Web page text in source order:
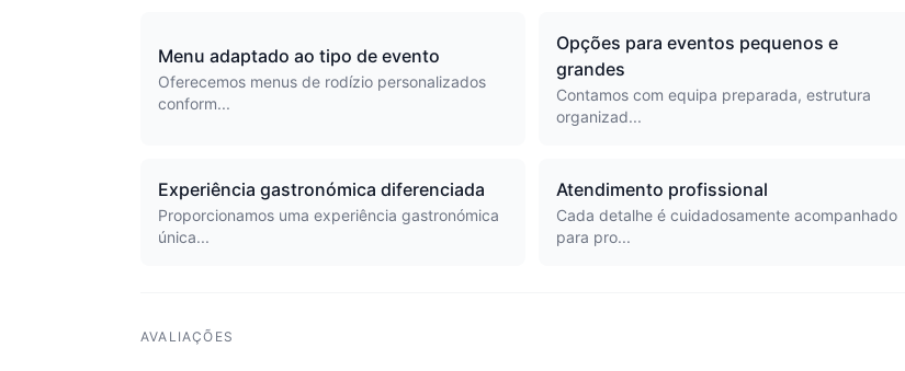
Menu adaptado ao tipo de evento
Oferecemos menus de rodízio personalizados
conform...
Opções para eventos pequenos e
grandes
Contamos com equipa preparada, estrutura
organizad...
Experiência gastronómica diferenciada
Proporcionamos uma experiência gastronómica
única...
Atendimento profissional
Cada detalhe é cuidadosamente acompanhado
para pro...
AVALIAÇÕES